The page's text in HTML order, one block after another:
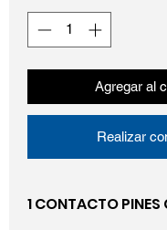
Agregar al
Realizar
1 CONTACTO PINES